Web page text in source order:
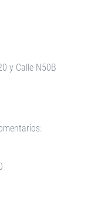
y Calle N50B